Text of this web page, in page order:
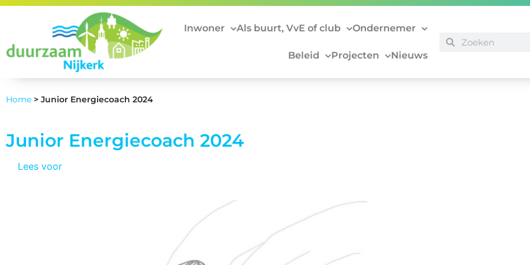
Inwoner Als buurt, VvE of club Ondernemer
Beleid Projecten Nieuws
Home > Junior Energiecoach 2024
Junior Energiecoach 2024
Lees voor